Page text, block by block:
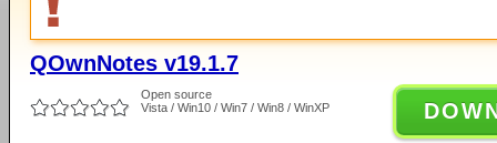
QOwnNotes v19.1.7
Open source
Vista / Win10 / Win7 / Win8 / WinXP